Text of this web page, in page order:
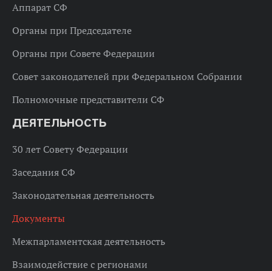
Аппарат СФ
Органы при Председателе
Органы при Совете Федерации
Совет законодателей при Федеральном Собрании
Полномочные представители СФ
ДЕЯТЕЛЬНОСТЬ
30 лет Совету Федерации
Заседания СФ
Законодательная деятельность
Документы
Межпарламентская деятельность
Взаимодействие с регионами